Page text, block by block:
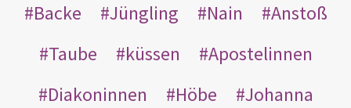
Backe
Jüngling Nain
Anstoß
Taube
küssen
Apostelinnen
Diakoninnen
Höbe
Johanna